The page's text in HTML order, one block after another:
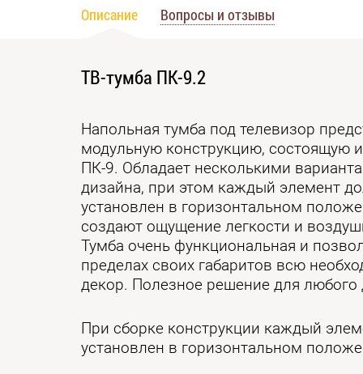
Описание Вопросы и отзывы
ТВ-тумба ПК-9.2
Напольная тумба под телевизор
модульную конструкцию, состоящую
ПК-9. Обладает несколькими
дизайна, при этом каждый элемент
установлен в горизонтальном
создают ощущение легкости и
Тумба очень функциональная и
пределах своих габаритов всю
декор. Полезное решение для
При сборке конструкции каждый
установлен в горизонтальном